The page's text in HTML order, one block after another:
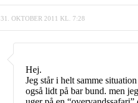
31. OKTOBER 2011 KL. 7:28
Hej.
Jeg står i helt samme
også lidt på bar bund. men